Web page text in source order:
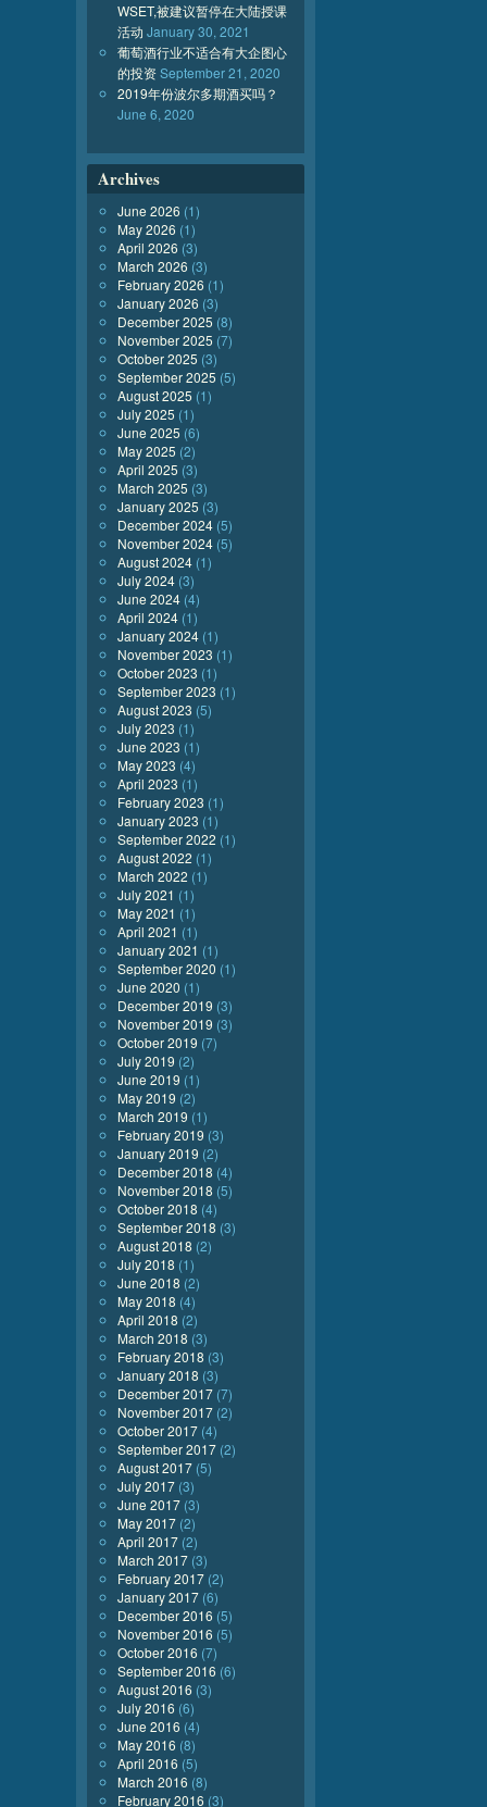
WSET,被建议暂停在大陆授课
活动 January 30, 2021
葡萄酒行业不适合有大企图心
的投资September 21, 2020
2019年份波尔多期酒买吗？
June 6, 2020
Archives
June 2026 (1)
May 2026 (1)
April 2026 (3)
March 2026 (3)
February 2026 (1)
January 2026 (3)
December 2025 (8)
November 2025 (7)
October 2025 (3)
September 2025 (5)
August 2025 (1)
July 2025 (1)
June 2025 (6)
May 2025 (2)
April 2025 (3)
March 2025 (3)
January 2025 (3)
December 2024 (5)
November 2024 (5)
August 2024 (1)
July 2024 (3)
June 2024 (4)
April 2024 (1)
January 2024 (1)
November 2023 (1)
October 2023 (1)
September 2023 (1)
August 2023 (5)
July 2023 (1)
June 2023 (1)
May 2023 (4)
April 2023 (1)
February 2023 (1)
January 2023 (1)
September 2022 (1)
August 2022 (1)
March 2022 (1)
July 2021 (1)
May 2021 (1)
April 2021 (1)
January 2021 (1)
September 2020 (1)
June 2020 (1)
December 2019 (3)
November 2019 (3)
October 2019 (7)
July 2019 (2)
June 2019 (1)
May 2019 (2)
March 2019 (1)
February 2019 (3)
January 2019 (2)
December 2018 (4)
November 2018 (5)
October 2018 (4)
September 2018 (3)
August 2018 (2)
July 2018 (1)
June 2018 (2)
May 2018 (4)
April 2018 (2)
March 2018 (3)
February 2018 (3)
January 2018 (3)
December 2017 (7)
November 2017 (2)
October 2017 (4)
September 2017 (2)
August 2017 (5)
July 2017 (3)
June 2017 (3)
May 2017 (2)
April 2017 (2)
March 2017 (3)
February 2017 (2)
January 2017 (6)
December 2016 (5)
November 2016 (5)
October 2016 (7)
September 2016 (6)
August 2016 (3)
July 2016 (6)
June 2016 (4)
May 2016 (8)
April 2016 (5)
March 2016 (8)
February 2016 (3)